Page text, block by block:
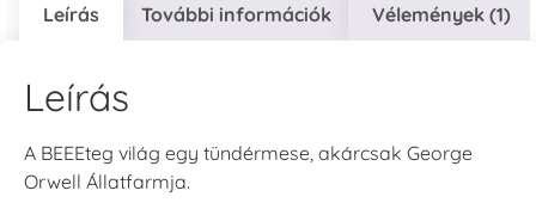
Leírás További információk Vélemények (1)
Leírás
A BEEEteg világ egy tündérmese, akárcsak George
Orwell Állatfarmja.